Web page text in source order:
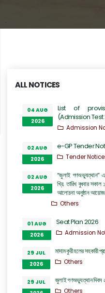
ALL NOTICES
04 AUG
2026
List of
(Admission Test
Admission
02 AUG
2026
e-GP Tender
Tender
02 AUG
2026
“জুলাই গণঅভ্যুত্থান”
খ্রি. তারিখ বুধবার
আলোচনা অনুষ্ঠান
Others
01 AUG
2026
Seat Plan 2026
Admission
29 JUL
2026
মাদাম কুরী হলের সহকারী
Others
29 JUL
জুলাই গণঅভ্যুত্থান দিবস
Others